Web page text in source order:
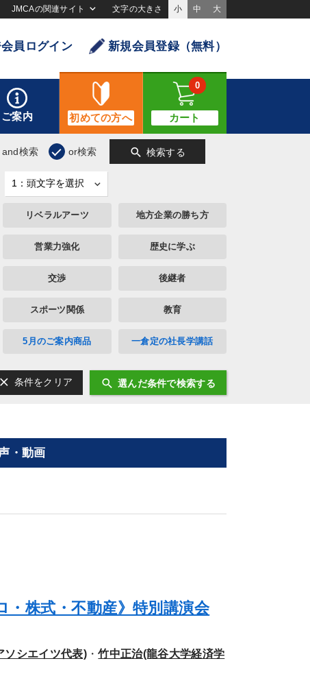
JMCAの関連サイト 文字の大きさ 小 中 大
員ログイン 新規会員登録（無料）
ご案内 初めての方へ カート
0
and検索 or検索 search 検索する
リベラルアーツ 地方企業の勝ち方
営業力強化 歴史に学ぶ
交渉 後継者
スポーツ関係 教育
5月のご案内商品 一倉定の社長学講話
clear 条件をクリア search 選んだ条件で検索する
・動画
・株式・不動産》特別講演会
ソシエイツ代表) ・竹中正治(龍谷大学経済学